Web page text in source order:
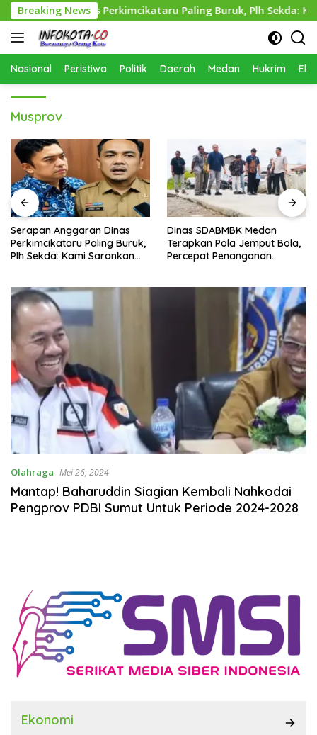
Langsung
ke
konten
Breaking News
Dinas Perkimcikataru Paling Buruk, Plh Sekda: Kami
Nasional Peristiwa Politik Daerah Medan Hukrim
Musprov
Dinas
Buruk,
Dinas SDABMBK Medan
Terapkan Pola Jemput Bola,
Percepat Penanganan
Polisi Tangkap
Pembunuhan
Olahraga Mei 26, 2024
Mantap! Baharuddin Siagian Kembali Nahkodai
Pengprov PDBI Sumut Untuk Periode 2024-2028
Ekonomi